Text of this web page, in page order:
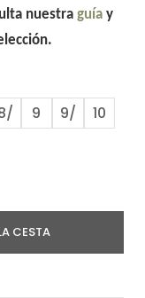
nuestra guíay
9 9/
10
CESTA